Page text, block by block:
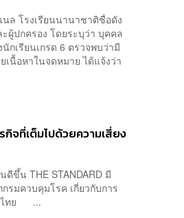
ล โรงเรียนนานาชาติชื่อดัง
ผู้ปกครอง โดยระบุว่า บุคคล
กเรียนเกรด 6 ตรวจพบว่ามี
นื้อหาในจดหมาย ได้แจ้งว่า
จที่เต็มไปด้วยความเสี่ยง
ขึ้น THE STANDARD มี
รมควบคุมโรค เกี่ยวกับการ
ศไทย ...